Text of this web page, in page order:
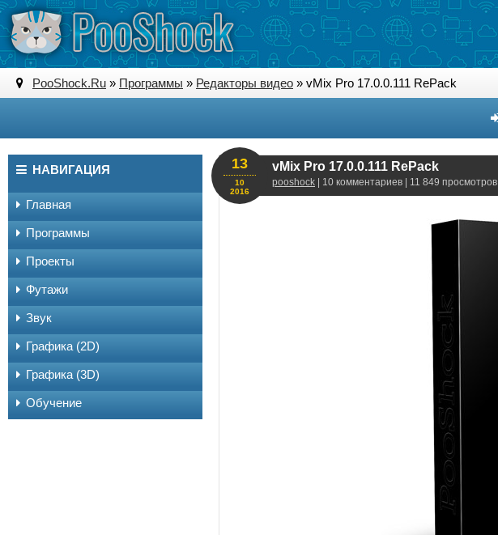
PooShock.Ru » Программы » Редакторы видео » vMix Pro 17.0.0.111 RePack
vMix Pro 17.0.0.111 RePack
pooshock | 10 комментариев | 11 849 просмотров
13
10
2016
НАВИГАЦИЯ
Главная
Программы
Проекты
Футажи
Звук
Графика (2D)
Графика (3D)
Обучение